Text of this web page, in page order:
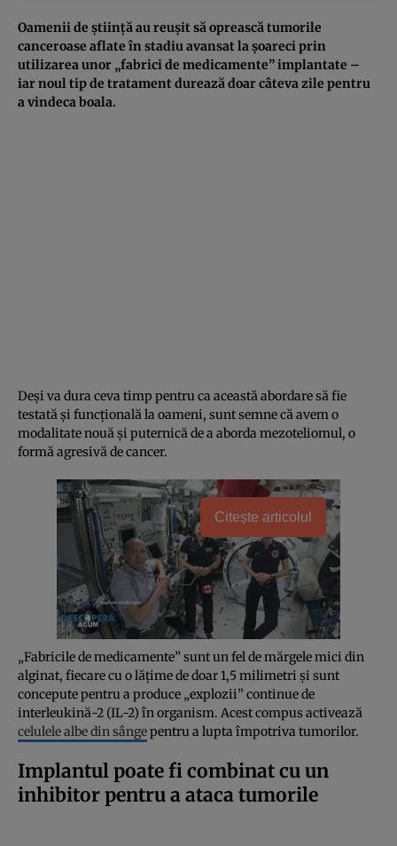
Oamenii de știință au reușit să oprească tumorile
canceroase aflate în stadiu avansat la șoareci prin
utilizarea unor „fabrici de medicamente” implantate –
iar noul tip de tratament durează doar câteva zile pentru
a vindeca boala.
Deși va dura ceva timp pentru ca această abordare să fie
testată și funcțională la oameni, sunt semne că avem o
modalitate nouă și puternică de a aborda mezoteliomul, o
formă agresivă de cancer.
Citește articolul
„Fabricile de medicamente” sunt un fel de mărgele mici din
alginat, fiecare cu o lățime de doar 1,5 milimetri și sunt
concepute pentru a produce „explozii” continue de
interleukină-2 (IL-2) în organism. Acest compus activează
celulele albe din sângepentru a lupta împotriva tumorilor.
Implantul poate fi combinat cu un
inhibitor pentru a ataca tumorile